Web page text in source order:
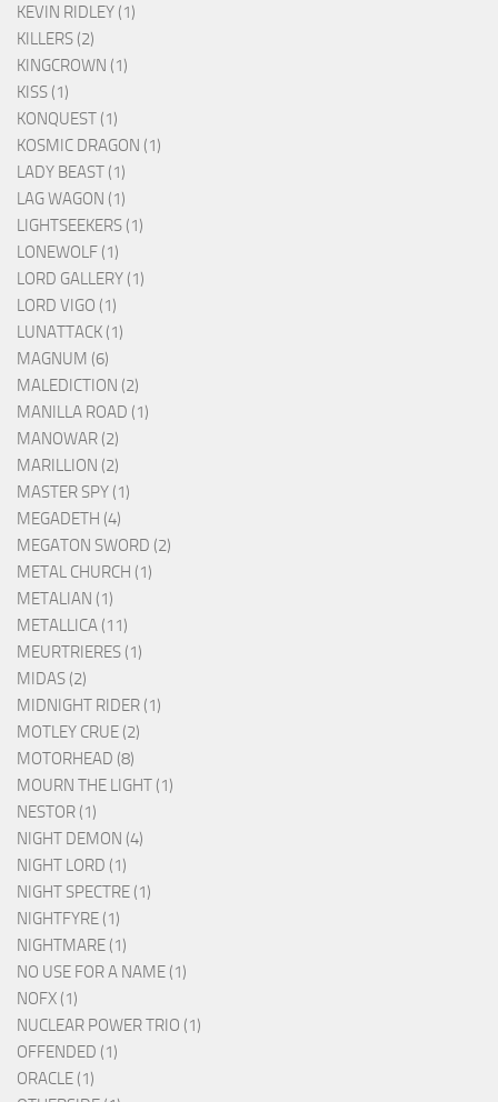
KEVIN RIDLEY (1)
KILLERS (2)
KINGCROWN (1)
KISS (1)
KONQUEST (1)
KOSMIC DRAGON (1)
LADY BEAST (1)
LAG WAGON (1)
LIGHTSEEKERS (1)
LONEWOLF (1)
LORD GALLERY (1)
LORD VIGO (1)
LUNATTACK (1)
MAGNUM (6)
MALEDICTION (2)
MANILLA ROAD (1)
MANOWAR (2)
MARILLION (2)
MASTER SPY (1)
MEGADETH (4)
MEGATON SWORD (2)
METAL CHURCH (1)
METALIAN (1)
METALLICA (11)
MEURTRIERES (1)
MIDAS (2)
MIDNIGHT RIDER (1)
MOTLEY CRUE (2)
MOTORHEAD (8)
MOURN THE LIGHT (1)
NESTOR (1)
NIGHT DEMON (4)
NIGHT LORD (1)
NIGHT SPECTRE (1)
NIGHTFYRE (1)
NIGHTMARE (1)
NO USE FOR A NAME (1)
NOFX (1)
NUCLEAR POWER TRIO (1)
OFFENDED (1)
ORACLE (1)